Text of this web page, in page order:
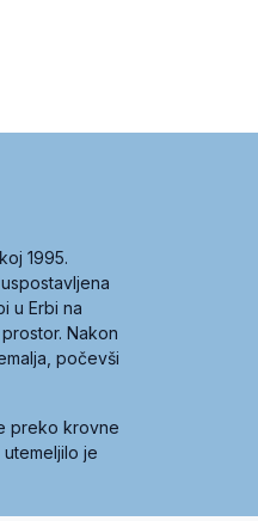
1995.
u Erbi na
Nakon
počevši
preko krovne
je